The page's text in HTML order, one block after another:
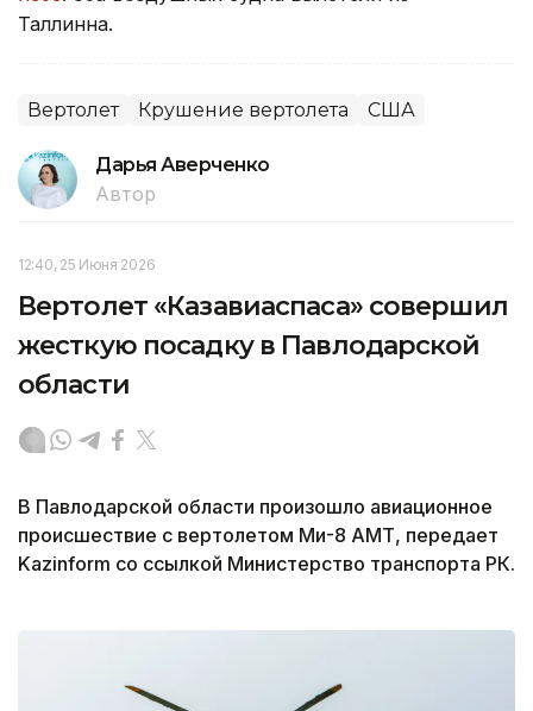
Таллинна.
Вертолет Крушение вертолета США
Дарья Аверченко
Автор
12:40, 25 Июня 2026
Вертолет «Казавиаспаса» совершил
жесткую посадку в Павлодарской
области
В Павлодарской области произошло авиационное
происшествие с вертолетом Ми-8 АМТ, передает
Kazinform со ссылкой Министерство транспорта РК.